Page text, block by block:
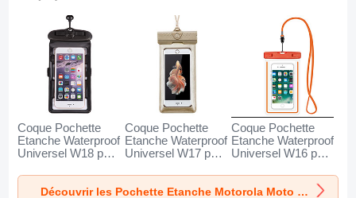
Coque Pochette
Etanche Waterproof
Universel W18 pour
Razr 40 Ultra 5G
Coque Pochette
Etanche Waterproof
Universel W17 pour
Razr 40 Ultra 5G
Or
Coque Pochette
Etanche Waterproof
Universel W16 pour
Razr 40 Ultra 5G
Orange
Découvrir les Pochette Etanche Motorola Moto Razr 40 Ultra 5G